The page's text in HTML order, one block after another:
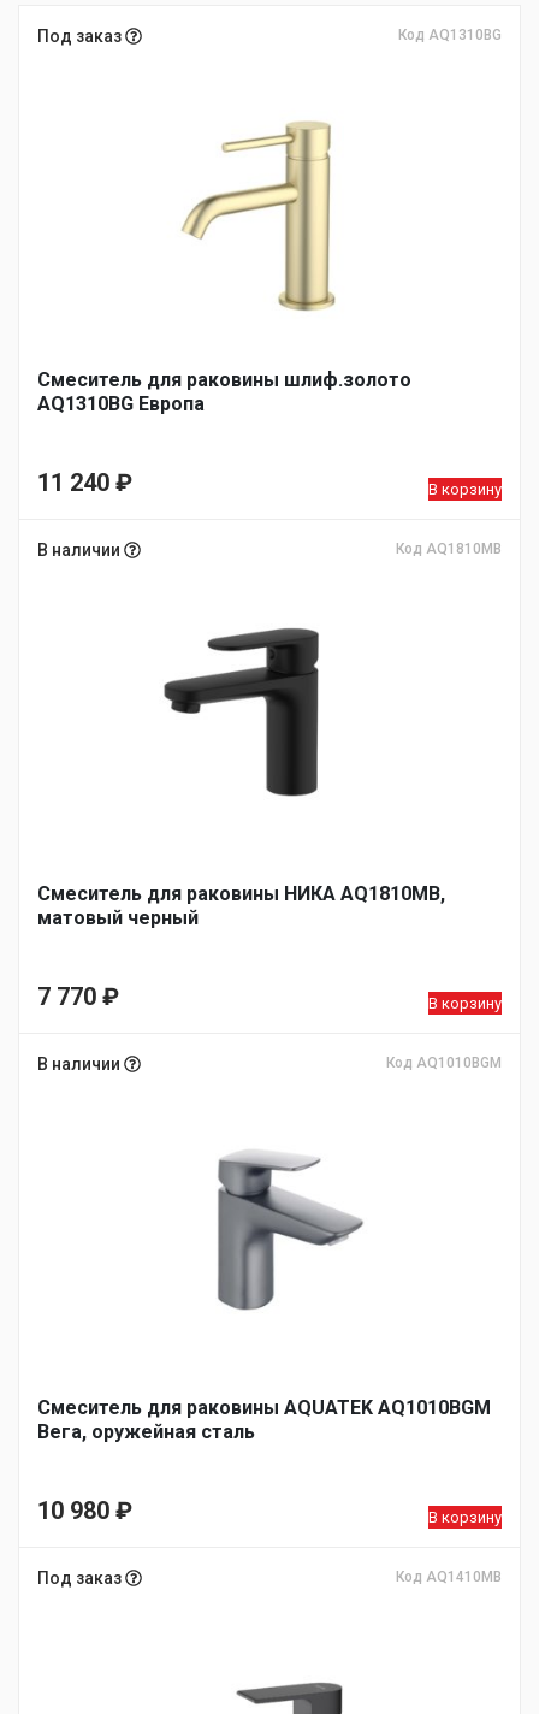
Под заказ Код AQ1310BG
Смеситель для раковины шлиф.золото
AQ1310BG Европа
11 240 ₽ В корзину
В наличии Код AQ1810MB
Смеситель для раковины НИКА AQ1810MB,
матовый черный
7 770 ₽ В корзину
В наличии Код AQ1010BGM
Смеситель для раковины AQUATEK AQ1010BGM
Вега, оружейная сталь
10 980 ₽ В корзину
Под заказ Код AQ1410MB